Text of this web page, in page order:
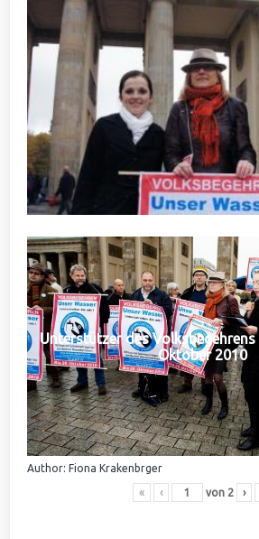
Unterstützer des
Oktober 2010
Author: Fiona Krakenbrger
« ‹ von 2 ›